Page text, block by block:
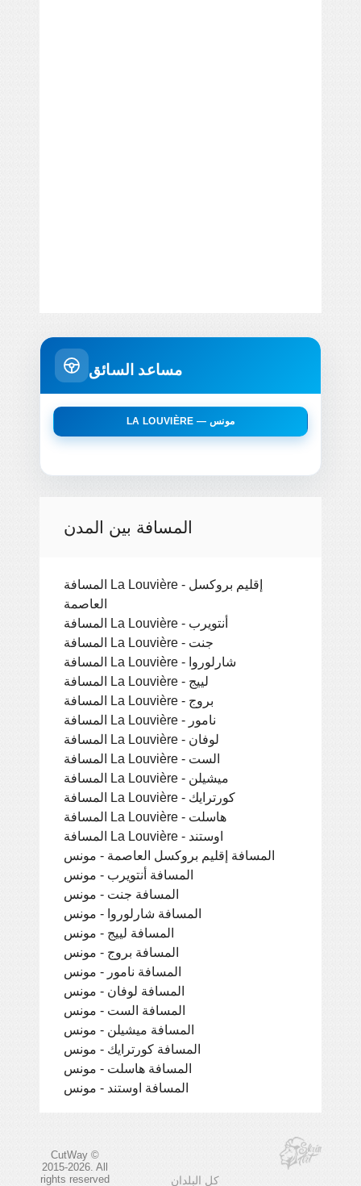
مساعد السائق
LA LOUVIÈRE — مونس
المسافة بين المدن
المسافة La Louvière - إقليم بروكسل
العاصمة
المسافة La Louvière - أنتويرب
المسافة La Louvière - جنت
المسافة La Louvière - شارلوروا
المسافة La Louvière - لييج
المسافة La Louvière - بروج
المسافة La Louvière - نامور
المسافة La Louvière - لوفان
المسافة La Louvière - الست
المسافة La Louvière - ميشيلن
المسافة La Louvière - كورترايك
المسافة La Louvière - هاسلت
المسافة La Louvière - اوستند
المسافة إقليم بروكسل العاصمة - مونس
المسافة أنتويرب - مونس
المسافة جنت - مونس
المسافة شارلوروا - مونس
المسافة لييج - مونس
المسافة بروج - مونس
المسافة نامور - مونس
المسافة لوفان - مونس
المسافة الست - مونس
المسافة ميشيلن - مونس
المسافة كورترايك - مونس
المسافة هاسلت - مونس
المسافة اوستند - مونس
CutWay ©
2015-2026. All
rights reserved
كل البلدان